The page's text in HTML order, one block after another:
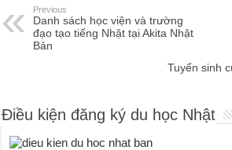
Previous
Danh sách học viện và trường
đạo tạo tiếng Nhật tại Akita Nhật
Bản
Tuyển sinh
Điều kiện đăng ký du học Nhật